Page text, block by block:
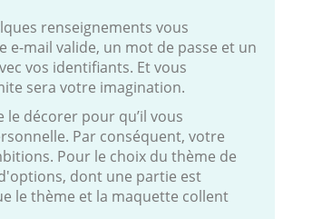
renseignements vous
mail valide, un mot de passe et un
vos identifiants. Et vous
sera votre imagination.
décorer pour qu’il vous
Par conséquent, votre
Pour le choix du thème de
dont une partie est
le thème et la maquette collent